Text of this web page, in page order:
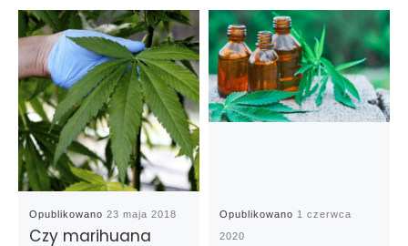
Opublikowano23 maja 2018
Czy marihuana
Opublikowano 1 czerwca
2020